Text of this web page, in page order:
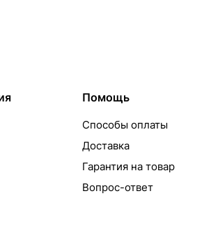
Помощь
Способы оплаты
Доставка
Гарантия на товар
Вопрос-ответ